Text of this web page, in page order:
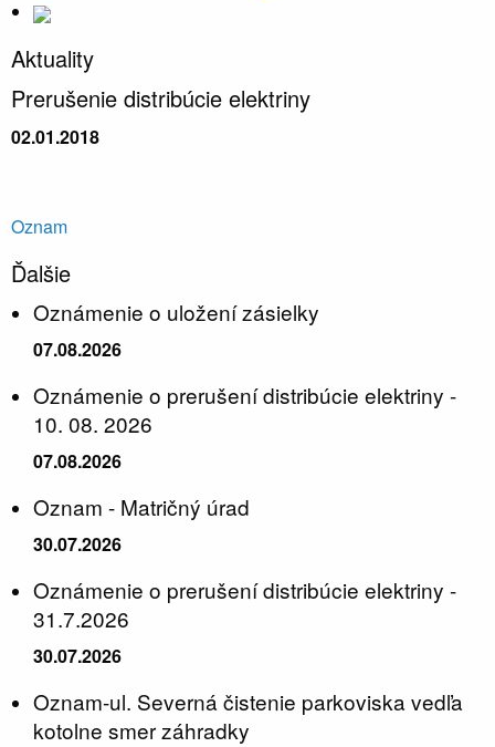
Aktuality
Prerušenie distribúcie elektriny
02.01.2018
Oznam
Ďalšie
Oznámenie o uložení zásielky
07.08.2026
Oznámenie o prerušení distribúcie elektriny -
10. 08. 2026
07.08.2026
Oznam - Matričný úrad
30.07.2026
Oznámenie o prerušení distribúcie elektriny -
31.7.2026
30.07.2026
Oznam-ul. Severná čistenie parkoviska vedľa
kotolne smer záhradky